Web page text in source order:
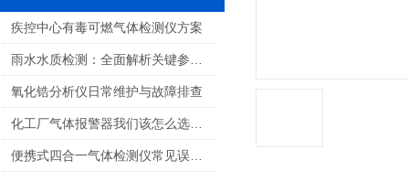
疾控中心有毒可燃气体检测仪方案
氧化锆分析仪日常维护与故障排查